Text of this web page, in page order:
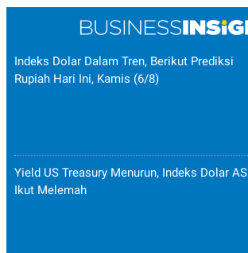
Indeks Dolar Dalam Tren, Berikut Prediksi
Rupiah Hari Ini, Kamis (6/8)
Yield US Treasury Menurun, Indeks Dolar AS
Ikut Melemah